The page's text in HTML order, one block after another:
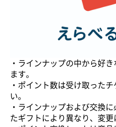
・ラインナップの中から好
ます。
・ポイント数は受け取った
い。
・ラインナップおよび交換
たギフトにより異なり、変更